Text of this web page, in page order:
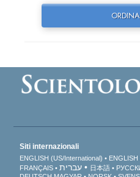
Siti internazionali
ENGLISH (US/International)
FRANÇAIS
עברית 日本語